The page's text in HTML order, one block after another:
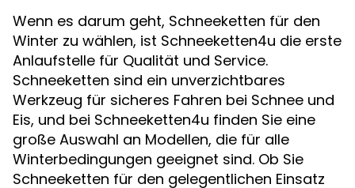
Wenn es darum geht, Schneeketten für den
Winter zu wählen, ist Schneeketten4u die erste
Anlaufstelle für Qualität und Service.
Schneeketten sind ein unverzichtbares
Werkzeug für sicheres Fahren bei Schnee und
Eis, und bei Schneeketten4u finden Sie eine
große Auswahl an Modellen, die für alle
Winterbedingungen geeignet sind. Ob Sie
Schneeketten für den gelegentlichen Einsatz